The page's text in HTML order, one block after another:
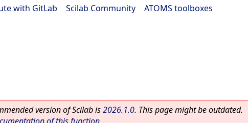
with GitLab Scilab Community ATOMS toolboxes
version of Scilab is2026.1.0. This page might be outdated.